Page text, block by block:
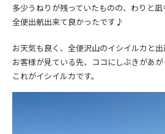
多少うねりが残っていたものの、わりと凪
全便出航出来て良かったです♪
お天気も良く、全便沢山のイシイルカと出
お客様が見ている先、ココにしぶきがあ
これがイシイルカです。